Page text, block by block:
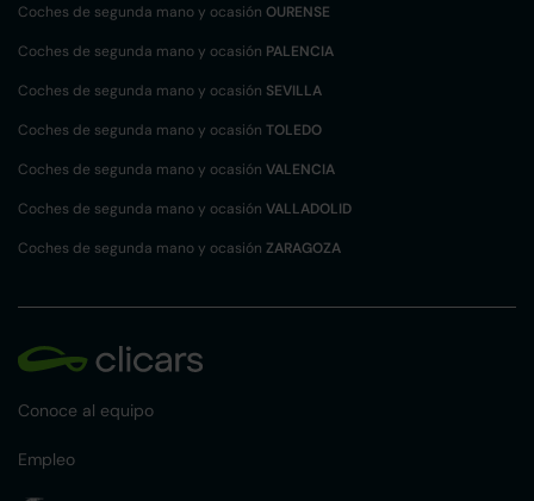
Coches de segunda mano y ocasión OURENSE
Coches de segunda mano y ocasión PALENCIA
Coches de segunda mano y ocasión SEVILLA
Coches de segunda mano y ocasión TOLEDO
Coches de segunda mano y ocasión VALENCIA
Coches de segunda mano y ocasión VALLADOLID
Coches de segunda mano y ocasión ZARAGOZA
Conoce al equipo
Empleo